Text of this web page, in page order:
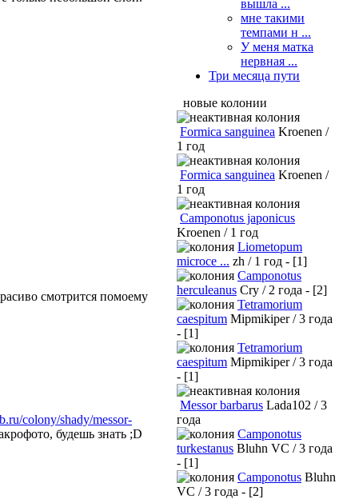
смотрится помоему
colony/shady/messor-
будешь знать ;D
вышла ...
мне такими
темпами н ...
У меня матка
нервная ...
Три месяца пути
новые колонии
Formica sanguinea Kroenen /
1 год
Formica sanguinea Kroenen /
1 год
Camponotus japonicus
Kroenen / 1 год
Liometopum
microce ... zh / 1 год - [1]
Camponotus
herculeanus Cry / 2 года - [2]
Tetramorium
caespitum Mipmikiper / 3 года
- [1]
Tetramorium
caespitum Mipmikiper / 3 года
- [1]
Messor barbarus Lada102 / 3
года
Camponotus
turkestanus Bluhn VC / 3 года
- [1]
Camponotus Bluhn
VC / 3 года - [2]